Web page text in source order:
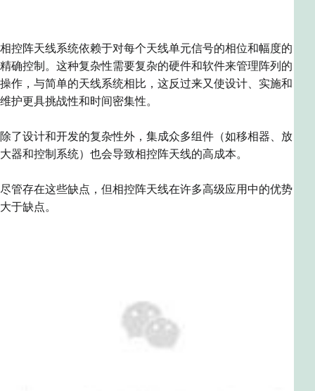
相控阵天线系统依赖于对每个天线单元信号的相位和幅度的
精确控制。这种复杂性需要复杂的硬件和软件来管理阵列的
操作，与简单的天线系统相比，这反过来又使设计、实施和
维护更具挑战性和时间密集性。
除了设计和开发的复杂性外，集成众多组件（如移相器、放
大器和控制系统）也会导致相控阵天线的高成本。
尽管存在这些缺点，但相控阵天线在许多高级应用中的优势
大于缺点。